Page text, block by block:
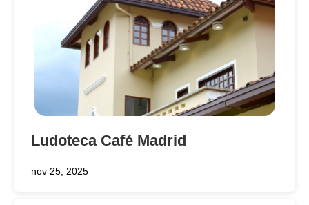
Ludoteca Café Madrid
nov 25, 2025